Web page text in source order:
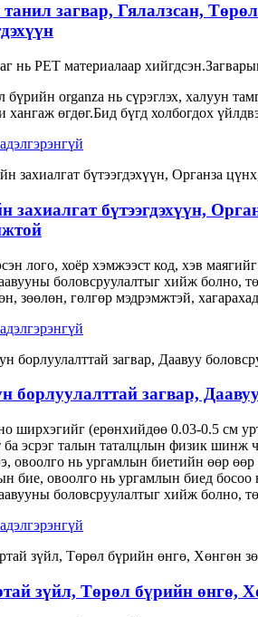
загвар, Гялалзсан,
нь PET материалаар
бүрийн organza нь сүрэглэх, халуун
хангаж өгдөг.Бид бүгд холбогдох
дэлгэрэнгүй
захиалгат бүтээгдэхүүн,
лого, хоёр хэмжээст код, хэв
боловсруулалтыг хийж болно,
зөөлөн, гөлгөр мэдрэмжтэй,
дэлгэрэнгүй
борлуулалттай загвар,
ширхэгийг (ерөнхийдөө 0.03-0.5 см
ба эсрэг талын таталцлын физик шинж
овоолго нь ургамлын биетийн өөр
бие, овоолго нь ургамлын биед босоо
боловсруулалтыг хийж болно,
дэлгэрэнгүй
зүйл, Төрөл бүрийн өнгө,